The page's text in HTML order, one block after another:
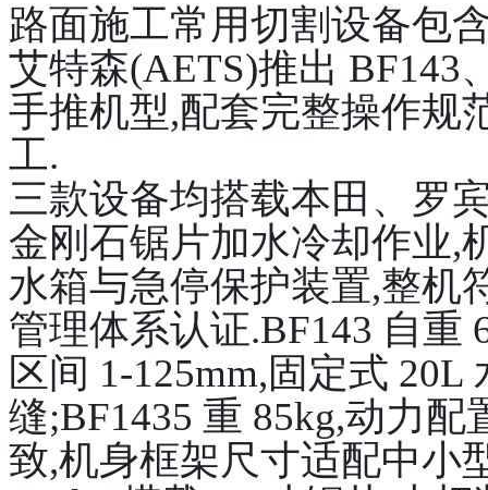
路面施工常用切割设备包
艾特森(AETS)推出 BF143
手推机型,配套完整操作规
工.
三款设备均搭载本田、罗
金刚石锯片加水冷却作业,
水箱与急停保护装置,整机
管理体系认证.BF143 自重
区间 1-125mm,固定式
缝;BF1435 重 85kg,动力
致,机身框架尺寸适配中小